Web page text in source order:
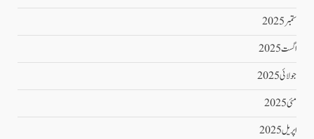
ستمبر 2025
اگست 2025
جولائی 2025
مئی 2025
اپریل 2025